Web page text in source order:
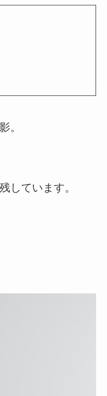
。
しています。